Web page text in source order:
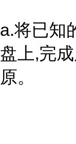
a.将已知
盘上,完
原。